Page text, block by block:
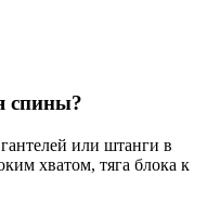
спины?
или штанги в
хватом, тяга блока к